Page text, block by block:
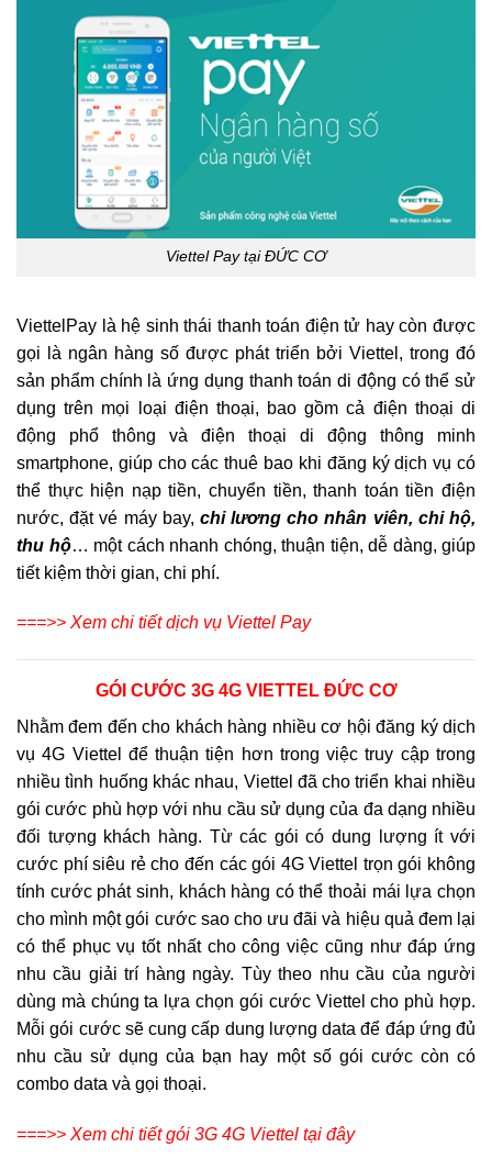
Viettel Pay tại ĐỨC CƠ
ViettelPay là hệ sinh thái thanh toán điện tử hay còn được
gọi là ngân hàng số được phát triển bởi Viettel, trong đó
sản phẩm chính là ứng dụng thanh toán di động có thể sử
dụng trên mọi loại điện thoại, bao gồm cả điện thoại di
động phổ thông và điện thoại di động thông minh
smartphone, giúp cho các thuê bao khi đăng ký dịch vụ có
thể thực hiện nạp tiền, chuyển tiền, thanh toán tiền điện
nước, đặt vé máy bay, chi lương cho nhân viên, chi hộ,
thu hộ… một cách nhanh chóng, thuận tiện, dễ dàng, giúp
tiết kiệm thời gian, chi phí.
===>> Xem chi tiết dịch vụ Viettel Pay
GÓI CƯỚC 3G 4G VIETTEL ĐỨC CƠ
Nhằm đem đến cho khách hàng nhiều cơ hội đăng ký dịch
vụ 4G Viettel để thuận tiện hơn trong việc truy cập trong
nhiều tình huống khác nhau, Viettel đã cho triển khai nhiều
gói cước phù hợp với nhu cầu sử dụng của đa dạng nhiều
đối tượng khách hàng. Từ các gói có dung lượng ít với
cước phí siêu rẻ cho đến các gói 4G Viettel trọn gói không
tính cước phát sinh, khách hàng có thể thoải mái lựa chọn
cho mình một gói cước sao cho ưu đãi và hiệu quả đem lại
có thể phục vụ tốt nhất cho công việc cũng như đáp ứng
nhu cầu giải trí hàng ngày. Tùy theo nhu cầu của người
dùng mà chúng ta lựa chọn gói cước Viettel cho phù hợp.
Mỗi gói cước sẽ cung cấp dung lượng data để đáp ứng đủ
nhu cầu sử dụng của bạn hay một số gói cước còn có
combo data và gọi thoại.
===>> Xem chi tiết gói 3G 4G Viettel tại đây